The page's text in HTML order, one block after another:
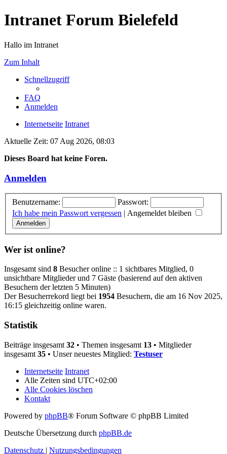
Intranet Forum Bielefeld
Hallo im Intranet
Zum Inhalt
Schnellzugriff
FAQ
Anmelden
Internetseite Intranet
Aktuelle Zeit: 07 Aug 2026, 08:03
Dieses Board hat keine Foren.
Anmelden
Benutzername:
Passwort:
Ich habe mein Passwort vergessen | Angemeldet bleiben
Wer ist online?
Insgesamt sind 8 Besucher online :: 1 sichtbares Mitglied, 0
unsichtbare Mitglieder und 7 Gäste (basierend auf den aktiven
Besuchern der letzten 5 Minuten)
Der Besucherrekord liegt bei 1954 Besuchern, die am 16 Nov 2025,
16:15 gleichzeitig online waren.
Statistik
Beiträge insgesamt 32 • Themen insgesamt 13 • Mitglieder
insgesamt 35 • Unser neuestes Mitglied: Testuser
Internetseite Intranet
Alle Zeiten sind UTC+02:00
Alle Cookies löschen
Kontakt
Powered by phpBB® Forum Software © phpBB Limited
Deutsche Übersetzung durch phpBB.de
Datenschutz | Nutzungsbedingungen